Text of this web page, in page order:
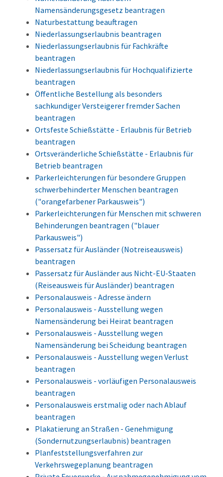
Namensänderungsgesetz beantragen
Naturbestattung beauftragen
Niederlassungserlaubnis beantragen
Niederlassungserlaubnis für Fachkräfte
beantragen
Niederlassungserlaubnis für Hochqualifizierte
beantragen
Öffentliche Bestellung als besonders
sachkundiger Versteigerer fremder Sachen
beantragen
Ortsfeste Schießstätte - Erlaubnis für Betrieb
beantragen
Ortsveränderliche Schießstätte - Erlaubnis für
Betrieb beantragen
Parkerleichterungen für besondere Gruppen
schwerbehinderter Menschen beantragen
("orangefarbener Parkausweis")
Parkerleichterungen für Menschen mit schweren
Behinderungen beantragen ("blauer
Parkausweis")
Passersatz für Ausländer (Notreiseausweis)
beantragen
Passersatz für Ausländer aus Nicht-EU-Staaten
(Reiseausweis für Ausländer) beantragen
Personalausweis - Adresse ändern
Personalausweis - Ausstellung wegen
Namensänderung bei Heirat beantragen
Personalausweis - Ausstellung wegen
Namensänderung bei Scheidung beantragen
Personalausweis - Ausstellung wegen Verlust
beantragen
Personalausweis - vorläufigen Personalausweis
beantragen
Personalausweis erstmalig oder nach Ablauf
beantragen
Plakatierung an Straßen - Genehmigung
(Sondernutzungserlaubnis) beantragen
Planfeststellungsverfahren zur
Verkehrswegeplanung beantragen